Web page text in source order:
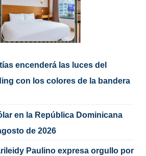
encenderá las luces del
con los colores de la bandera
en la República Dominicana
de 2026
Paulino expresa orgullo por